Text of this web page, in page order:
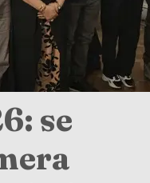
se